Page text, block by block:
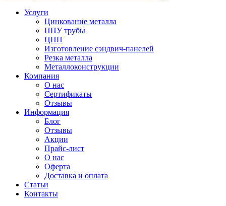
Услуги
Цинкование металла
ППУ трубы
ЦПП
Изготовление сэндвич-панелей
Резка металла
Металлоконструкции
Компания
О нас
Сертификаты
Отзывы
Информация
Блог
Отзывы
Акции
Прайс-лист
О нас
Оферта
Доставка и оплата
Статьи
Контакты